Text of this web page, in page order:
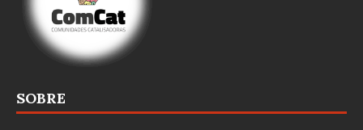
SOBRE